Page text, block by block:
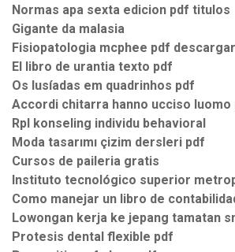
Normas apa sexta edicion pdf titulos
Gigante da malasia
Fisiopatologia mcphee pdf
El libro de urantia texto pdf
Os lusíadas em quadrinhos pdf
Accordi chitarra hanno ucciso luomo
Rpl konseling individu behavioral
Moda tasarımı çizim dersleri pdf
Cursos de paileria gratis
Instituto tecnológico superior
Como manejar un libro de
Lowongan kerja ke jepang tamatan
Protesis dental flexible pdf